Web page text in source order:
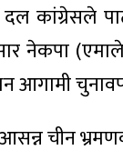
कांग्रेसले
नेकपा
आगामी
चीन